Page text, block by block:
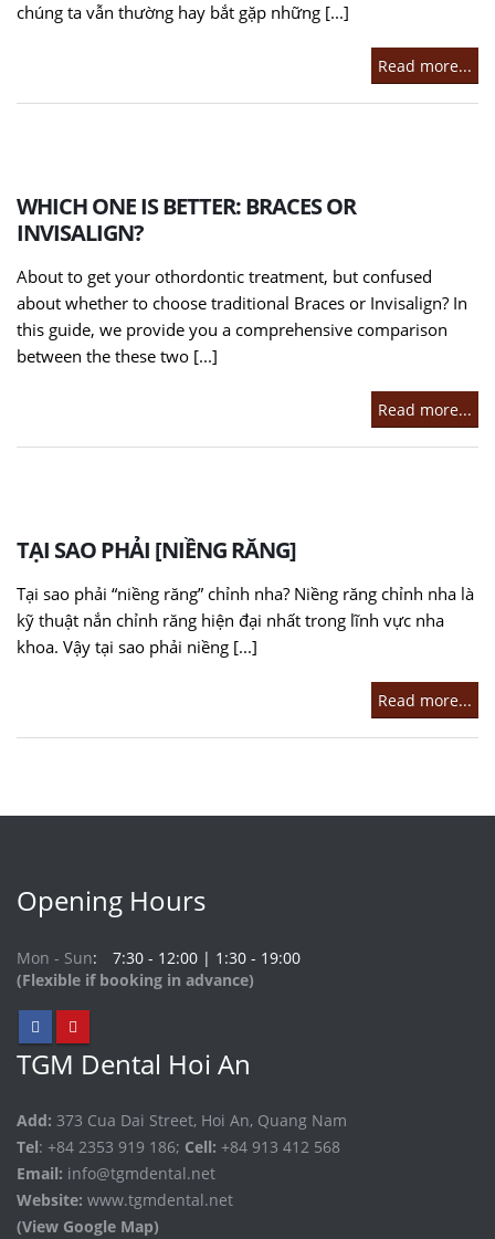
chúng ta vẫn thường hay bắt gặp những [...]
Read more...
WHICH ONE IS BETTER: BRACES OR
INVISALIGN?
About to get your othordontic treatment, but confused
about whether to choose traditional Braces or Invisalign? In
this guide, we provide you a comprehensive comparison
between the these two [...]
Read more...
TẠI SAO PHẢI [NIỀNG RĂNG]
Tại sao phải “niềng răng” chỉnh nha? Niềng răng chỉnh nha là
kỹ thuật nắn chỉnh răng hiện đại nhất trong lĩnh vực nha
khoa. Vậy tại sao phải niềng [...]
Read more...
Opening Hours
Mon - Sun
7:30 - 12:00 | 1:30 - 19:00
(Flexible if booking in advance)
TGM Dental Hoi An
Add: 373 Cua Dai Street, Hoi An, Quang Nam
Tel: +84 2353 919 186; Cell: +84 913 412 568
Email: info@tgmdental.net
Website: www.tgmdental.net
(View Google Map)